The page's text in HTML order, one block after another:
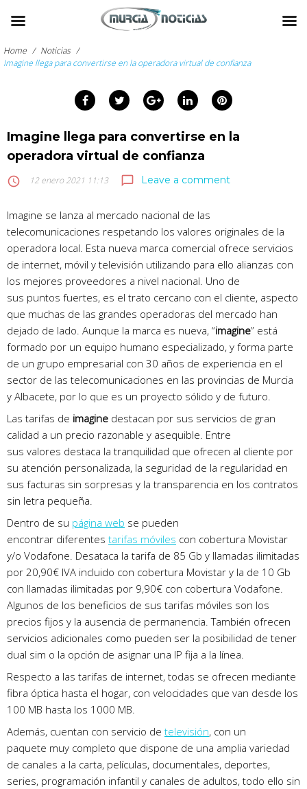
Skip
to
content
Home / Noticias /
Imagine llega para convertirse en la operadora virtual de confianza
FacebookTwitterGoogle+LinkedInPinterest
Imagine llega para convertirse en la
operadora virtual de confianza
access_time 12 enero 2021 11:13 chat_bubble_outline Leave a comment
Imagine se lanza al mercado nacional de las
telecomunicaciones respetando los valores originales de la
operadora local. Esta nueva marca comercial ofrece servicios
de internet, móvil y televisión utilizando para ello alianzas con
los mejores proveedores a nivel nacional. Uno de
sus puntos fuertes, es el trato cercano con el cliente, aspecto
que muchas de las grandes operadoras del mercado han
dejado de lado. Aunque la marca es nueva, “imagine” está
formado por un equipo humano especializado, y forma parte
de un grupo empresarial con 30 años de experiencia en el
sector de las telecomunicaciones en las provincias de Murcia
y Albacete, por lo que es un proyecto sólido y de futuro.
Las tarifas de imagine destacan por sus servicios de gran
calidad a un precio razonable y asequible. Entre
sus valores destaca la tranquilidad que ofrecen al cliente por
su atención personalizada, la seguridad de la regularidad en
sus facturas sin sorpresas y la transparencia en los contratos
sin letra pequeña.
Dentro de su página web se pueden
encontrar diferentes tarifas móviles con cobertura Movistar
y/o Vodafone. Desataca la tarifa de 85 Gb y llamadas ilimitadas
por 20,90€ IVA incluido con cobertura Movistar y la de 10 Gb
con llamadas ilimitadas por 9,90€ con cobertura Vodafone.
Algunos de los beneficios de sus tarifas móviles son los
precios fijos y la ausencia de permanencia. También ofrecen
servicios adicionales como pueden ser la posibilidad de tener
dual sim o la opción de asignar una IP fija a la línea.
Respecto a las tarifas de internet, todas se ofrecen mediante
fibra óptica hasta el hogar, con velocidades que van desde los
100 MB hasta los 1000 MB.
Además, cuentan con servicio de televisión, con un
paquete muy completo que dispone de una amplia variedad
de canales a la carta, películas, documentales, deportes,
series, programación infantil y canales de adultos, todo ello sin